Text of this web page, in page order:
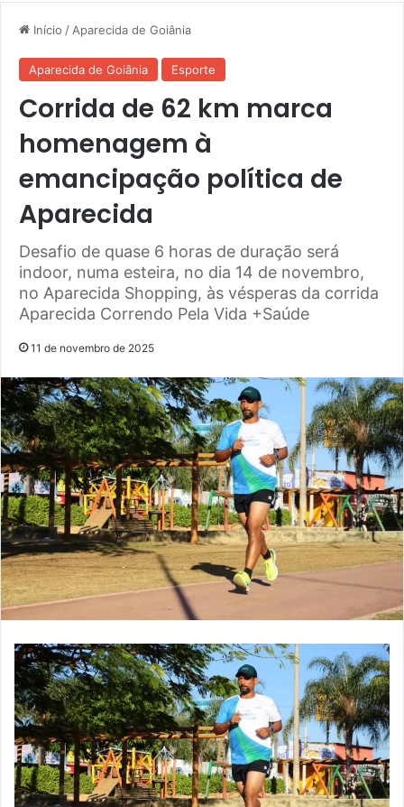
Início / Aparecida de Goiânia
Aparecida de Goiânia Esporte
Corrida de 62 km marca
homenagem à
emancipação política de
Aparecida
Desafio de quase 6 horas de duração será
indoor, numa esteira, no dia 14 de novembro,
no Aparecida Shopping, às vésperas da corrida
Aparecida Correndo Pela Vida +Saúde
11 de novembro de 2025